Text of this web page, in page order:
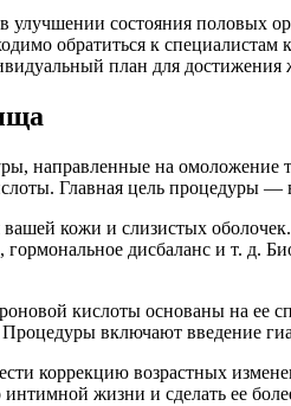
состояния половых
обратиться к
план для достижения
направленные на омоложение
Главная цель процедуры —
кожи и слизистых
дисбаланс и т. д.
кислоты основаны на ее
включают введение
коррекцию возрастных
интимной жизни и сделать ее